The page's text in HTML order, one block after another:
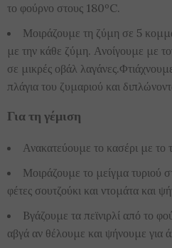
το φούρνο στους 180ºC.
Μοιράζουμε τη ζύμη σε 5
με την κάθε ζύμη. Ανοίγουμε με
σε μικρές οβάλ
πλάγια του ζυμαριού και
Για τη γέμιση
Ανακατεύουμε το κασέρι με το
Μοιράζουμε το μείγμα τυριού
φέτες σουτζούκι και ντομάτα και
Bγάζουμε τα πεϊνιρλί από το
αβγά αν θέλουμε και ψήνουμε για